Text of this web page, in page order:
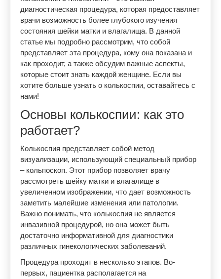
диагностическая процедура, которая предоставляет
врачи возможность более глубокого изучения
состояния шейки матки и влагалища. В данной
статье мы подробно рассмотрим, что собой
представляет эта процедура, кому она показана и
как проходит, а также обсудим важные аспекты,
которые стоит знать каждой женщине. Если вы
хотите больше узнать о колькоспии, оставайтесь с
нами!
Основы колькоспии: как это
работает?
Колькоспия представляет собой метод
визуализации, использующий специальный прибор
– кольпоскоп. Этот прибор позволяет врачу
рассмотреть шейку матки и влагалище в
увеличенном изображении, что дает возможность
заметить малейшие изменения или патологии.
Важно понимать, что колькоспия не является
инвазивной процедурой, но она может быть
достаточно информативной для диагностики
различных гинекологических заболеваний.
Процедура проходит в несколько этапов. Во-
первых, пациентка располагается на